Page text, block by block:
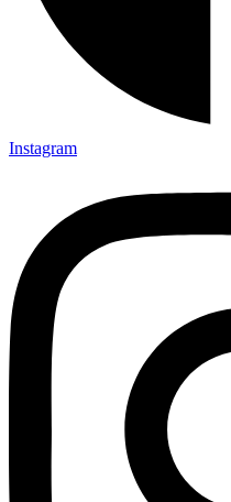
Instagram